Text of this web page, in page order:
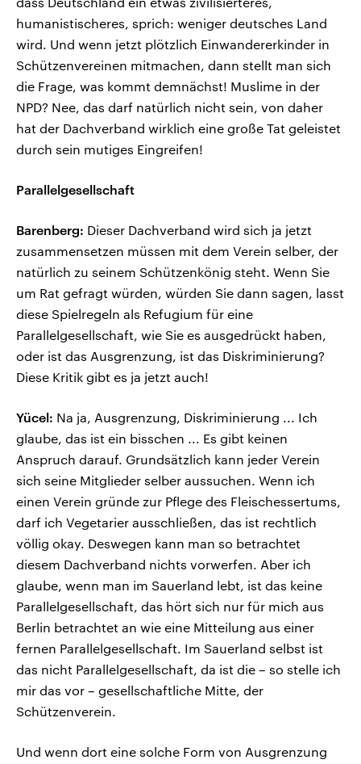
humanistischeres, sprich: weniger deutsches Land
wird. Und wenn jetzt plötzlich Einwandererkinder in
Schützenvereinen mitmachen, dann stellt man sich
die Frage, was kommt demnächst! Muslime in der
NPD? Nee, das darf natürlich nicht sein, von daher
hat der Dachverband wirklich eine große Tat geleistet
durch sein mutiges Eingreifen!
Parallelgesellschaft
Barenberg: Dieser Dachverband wird sich ja jetzt
zusammensetzen müssen mit dem Verein selber, der
natürlich zu seinem Schützenkönig steht. Wenn Sie
um Rat gefragt würden, würden Sie dann sagen, lasst
diese Spielregeln als Refugium für eine
Parallelgesellschaft, wie Sie es ausgedrückt haben,
oder ist das Ausgrenzung, ist das Diskriminierung?
Diese Kritik gibt es ja jetzt auch!
Yücel: Na ja, Ausgrenzung, Diskriminierung ... Ich
glaube, das ist ein bisschen ... Es gibt keinen
Anspruch darauf. Grundsätzlich kann jeder Verein
sich seine Mitglieder selber aussuchen. Wenn ich
einen Verein gründe zur Pflege des Fleischessertums,
darf ich Vegetarier ausschließen, das ist rechtlich
völlig okay. Deswegen kann man so betrachtet
diesem Dachverband nichts vorwerfen. Aber ich
glaube, wenn man im Sauerland lebt, ist das keine
Parallelgesellschaft, das hört sich nur für mich aus
Berlin betrachtet an wie eine Mitteilung aus einer
fernen Parallelgesellschaft. Im Sauerland selbst ist
das nicht Parallelgesellschaft, da ist die – so stelle ich
mir das vor – gesellschaftliche Mitte, der
Schützenverein.
Und wenn dort eine solche Form von Ausgrenzung